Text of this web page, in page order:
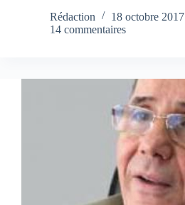
Rédaction
18 octobre 2017
14 commentaires